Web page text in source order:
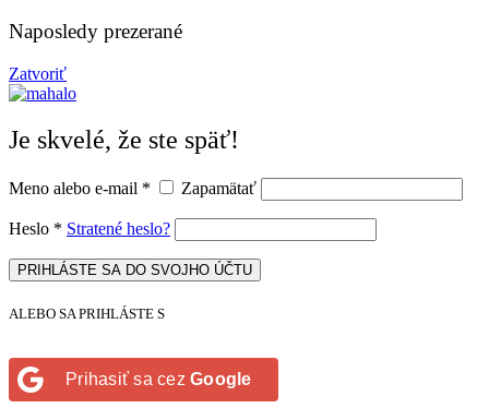
Naposledy prezerané
Zatvoriť
Je skvelé, že ste späť!
Meno alebo e-mail * Zapamätať
Heslo * Stratené heslo?
PRIHLÁSTE SA DO SVOJHO ÚČTU
ALEBO SA PRIHLÁSTE S
Prihasiť sa cez Google